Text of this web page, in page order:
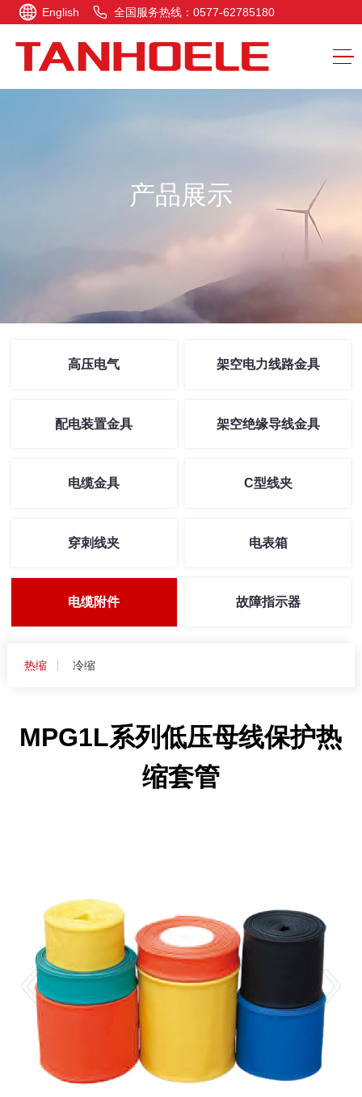
English 全国服务热线：0577-62785180
产品展示
高压电气 架空电力线路金具
配电装置金具 架空绝缘导线金具
电缆金具 C型线夹
穿刺线夹 电表箱
电缆附件 故障指示器
热缩 冷缩
MPG1L系列低压母线保护热
缩套管